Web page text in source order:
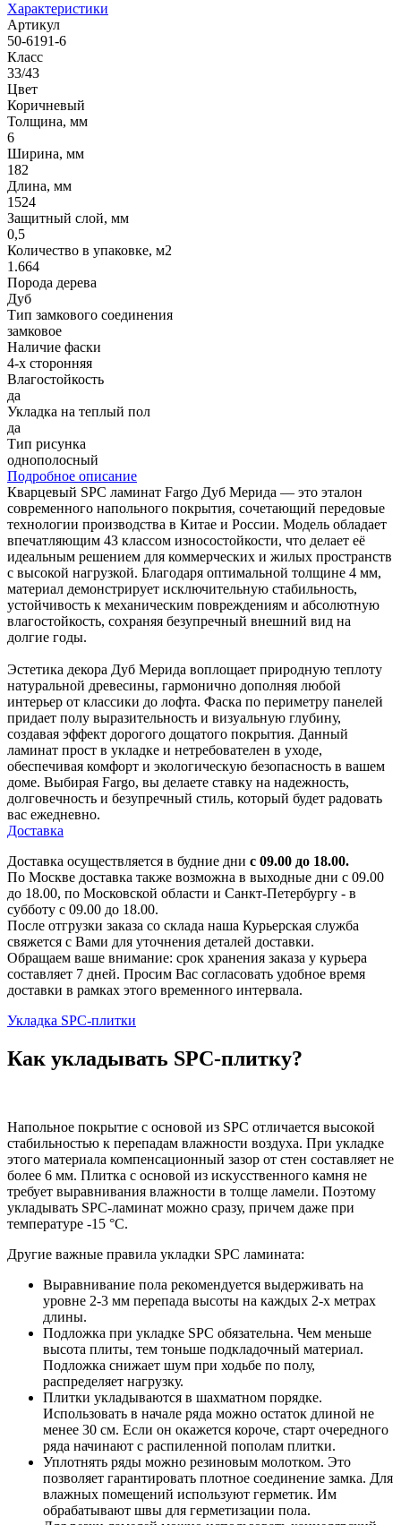
Характеристики
Артикул
50-6191-6
Класс
33/43
Цвет
Коричневый
Толщина, мм
6
Ширина, мм
182
Длина, мм
1524
Защитный слой, мм
0,5
Количество в упаковке, м2
1.664
Порода дерева
Дуб
Тип замкового соединения
замковое
Наличие фаски
4-х сторонняя
Влагостойкость
да
Укладка на теплый пол
да
Тип рисунка
однополосный
Подробное описание
Кварцевый SPC ламинат Fargo Дуб Мерида — это эталон
современного напольного покрытия, сочетающий передовые
технологии производства в Китае и России. Модель обладает
впечатляющим 43 классом износостойкости, что делает её
идеальным решением для коммерческих и жилых пространств
с высокой нагрузкой. Благодаря оптимальной толщине 4 мм,
материал демонстрирует исключительную стабильность,
устойчивость к механическим повреждениям и абсолютную
влагостойкость, сохраняя безупречный внешний вид на
долгие годы.
Эстетика декора Дуб Мерида воплощает природную теплоту
натуральной древесины, гармонично дополняя любой
интерьер от классики до лофта. Фаска по периметру панелей
придает полу выразительность и визуальную глубину,
создавая эффект дорогого дощатого покрытия. Данный
ламинат прост в укладке и нетребователен в уходе,
обеспечивая комфорт и экологическую безопасность в вашем
доме. Выбирая Fargo, вы делаете ставку на надежность,
долговечность и безупречный стиль, который будет радовать
вас ежедневно.
Доставка
Доставка осуществляется в будние дни с 09.00 до 18.00.
По Москве доставка также возможна в выходные дни с 09.00
до 18.00, по Московской области и Санкт-Петербургу - в
субботу с 09.00 до 18.00.
После отгрузки заказа со склада наша Курьерская служба
свяжется с Вами для уточнения деталей доставки.
Обращаем ваше внимание: срок хранения заказа у курьера
составляет 7 дней. Просим Вас согласовать удобное время
доставки в рамках этого временного интервала.
Укладка SPC-плитки
Как укладывать SPC-плитку?
Напольное покрытие с основой из SPC отличается высокой
стабильностью к перепадам влажности воздуха. При укладке
этого материала компенсационный зазор от стен составляет не
более 6 мм. Плитка с основой из искусственного камня не
требует выравнивания влажности в толще ламели. Поэтому
укладывать SPC-ламинат можно сразу, причем даже при
температуре -15 °C.
Другие важные правила укладки SPC ламината:
Выравнивание пола рекомендуется выдерживать на
уровне 2-3 мм перепада высоты на каждых 2-х метрах
длины.
Подложка при укладке SPC обязательна. Чем меньше
высота плиты, тем тоньше подкладочный материал.
Подложка снижает шум при ходьбе по полу,
распределяет нагрузку.
Плитки укладываются в шахматном порядке.
Использовать в начале ряда можно остаток длиной не
менее 30 см. Если он окажется короче, старт очередного
ряда начинают с распиленной пополам плитки.
Уплотнять ряды можно резиновым молотком. Это
позволяет гарантировать плотное соединение замка. Для
влажных помещений используют герметик. Им
обрабатывают швы для герметизации пола.